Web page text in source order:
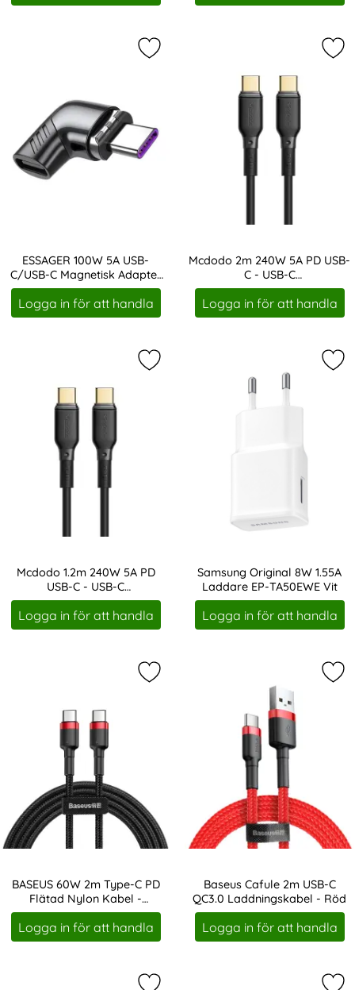
ESSAGER 100W 5A USB-
C/USB-C Magnetisk Adapter
Svart
Art. nr 217106
Logga in för att handla
Markera eSSAGER 100W 5A
Mcdodo 2m 240W 5A PD USB-
C - USB-C
Snabbladdningskabel Svart
Art. nr 217153
Logga in för att handla
Mcdodo 1.2m 240W 5A PD
USB-C - USB-C
Snabbladdningskabel Svart
Art. nr 217154
Logga in för att handla
Markera mcdodo 1.2m 240W 5A
Samsung Original 8W 1.55A
Laddare EP-TA50EWE Vit
Art. nr 246554
Logga in för att handla
BASEUS 60W 2m Type-C PD
Flätad Nylon Kabel -
Svart/Röd
Art. nr 10032
Logga in för att handla
Markera bASEUS 60W 2m Type-
Baseus Cafule 2m USB-C
QC3.0 Laddningskabel - Röd
Art. nr 11589
Logga in för att handla